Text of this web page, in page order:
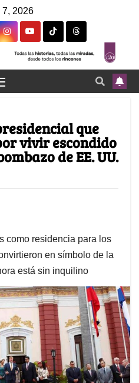
7, 2026
que
vivir escondido
de EE. UU.
como residencia para los
en símbolo de la
está sin inquilino